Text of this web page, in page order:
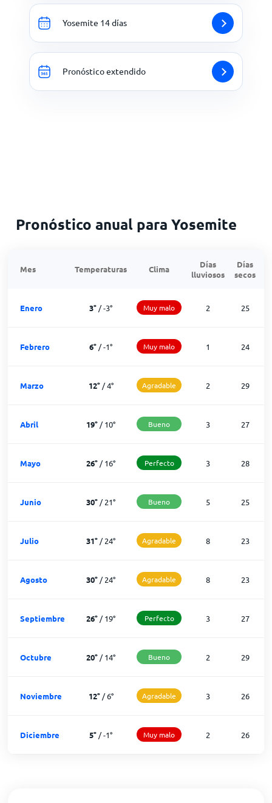
Yosemite 14 días
Pronóstico extendido
Pronóstico anual para Yosemite
Mes Temperaturas Clima
Días
lluviosos
Días
secos
Enero 3° /-3° Muy malo 2 25
Febrero 6° /-1° Muy malo 1 24
Marzo 12°/4° Agradable 2 29
Abril 19° /10° Bueno 3 27
Mayo 26° /16° Perfecto 3 28
Junio 30° /21° Bueno 5 25
Julio 31° /24° Agradable 8 23
Agosto 30° /24° Agradable 8 23
Septiembre 26° /19° Perfecto 3 27
Octubre 20° /14° Bueno 2 29
Noviembre 12°/6° Agradable 3 26
Diciembre 5° /-1° Muy malo 2 26